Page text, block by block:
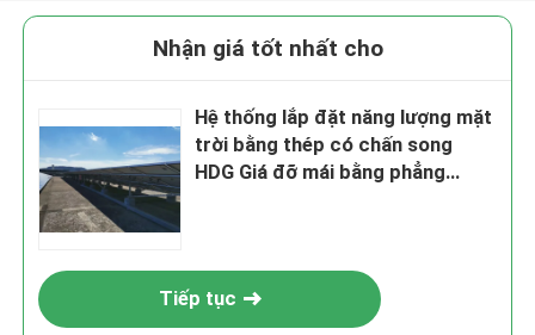
Nhận giá tốt nhất cho
Hệ thống lắp đặt năng lượng mặt
trời bằng thép có chấn song
HDG Giá đỡ mái bằng phẳng
Tiếp tục